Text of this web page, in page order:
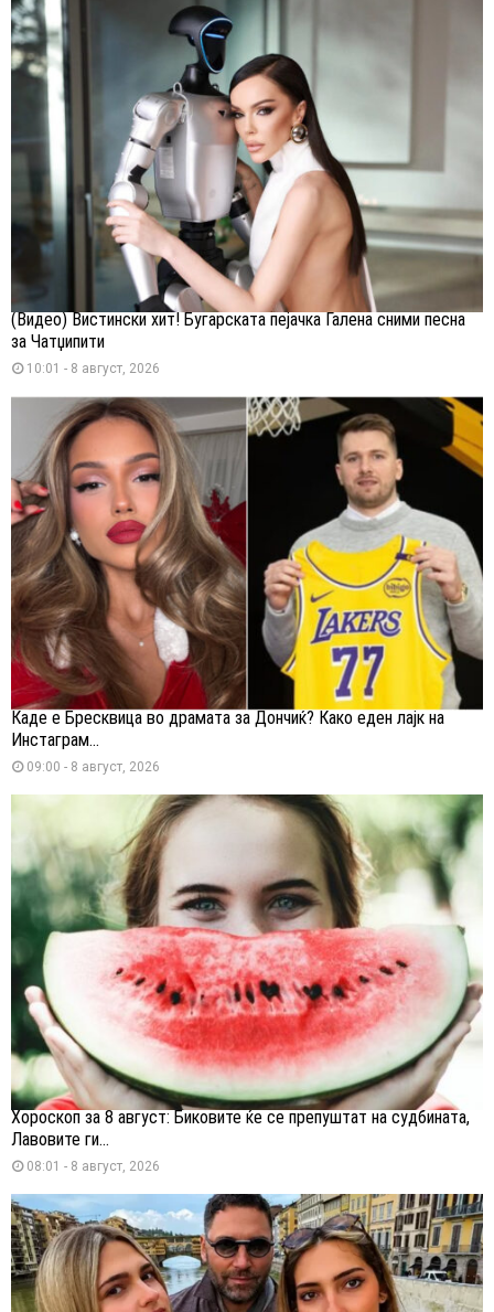
(Видео) Вистински хит! Бугарската пејачка Галена сними песна
за Чатџипити
10:01 - 8 август, 2026
Каде е Бресквица во драмата за Дончиќ? Како еден лајк на
Инстаграм...
09:00 - 8 август, 2026
Хороскоп за 8 август: Биковите ќе се препуштат на судбината,
Лавовите ги...
08:01 - 8 август, 2026